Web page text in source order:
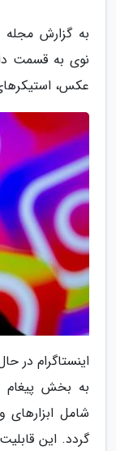
به گزارش مجله
نوی به قسمت
عکس،
اینستاگرام در
به بخش
شامل
گردد. این